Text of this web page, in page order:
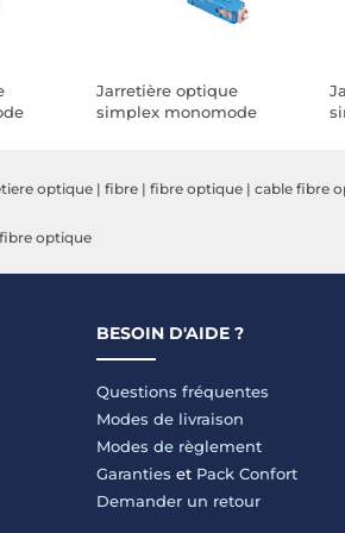
Jarretière optique
simplex monomode
optique | fibre | fibre optique | cable fibre
optique
BESOIN D'AIDE ?
Questions fréquentes
Modes de livraison
Modes de règlement
Garanties et Pack Confort
Demander un retour